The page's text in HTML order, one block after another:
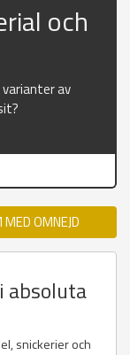
och
av
OMNEJD
absoluta
snickerier och